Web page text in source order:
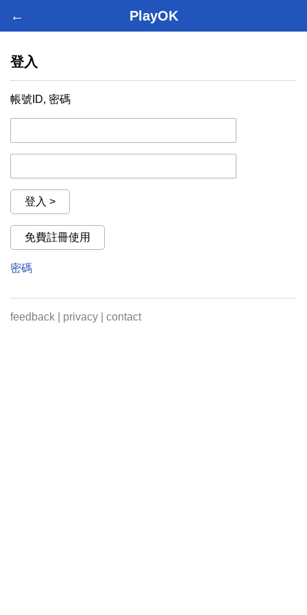
← PlayOK
登入
帳號ID, 密碼
登入 >
免費註冊使用
密碼
feedback privacy contact